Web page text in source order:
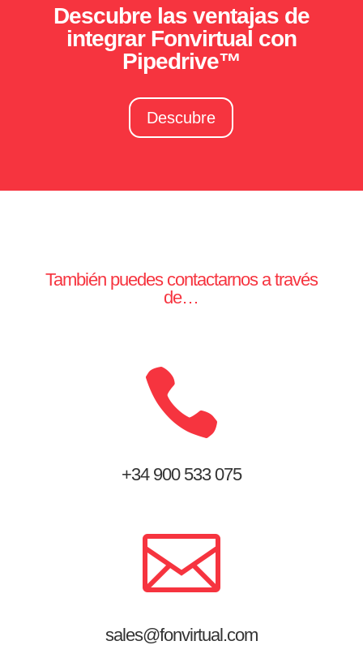
Descubre las ventajas de
integrar Fonvirtual con
Pipedrive™
Descubre
También puedes contactarnos a través
de…

+34 900 533 075

sales@fonvirtual.com